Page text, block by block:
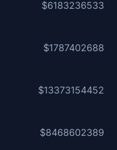
$6183236533
$1787402688
$13373154452
$8468602389